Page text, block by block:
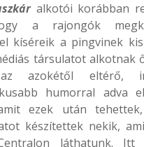
alkotói korábban
a rajongók
kíséreik a pingvinek
társulatot alkotnak
azokétől eltérő,
humorral adva
ezek után
készítettek nekik,
láthatunk. Itt